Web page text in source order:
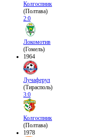
Колгоспник
(Полтава)
2:0
Локомотив
(Гомель)
1964
Лучаферул
(Тирасполь)
3:0
Колгоспник
(Полтава)
1978